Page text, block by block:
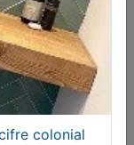
colonial